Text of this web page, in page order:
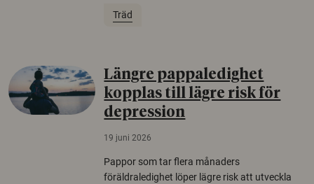
Träd
Längre pappaledighet
kopplas till lägre risk för
depression
19 juni 2026
Pappor som tar flera månaders
föräldraledighet löper lägre risk att utveckla